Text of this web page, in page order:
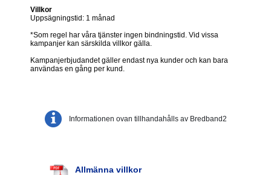
Villkor
Uppsägningstid: 1 månad
*Som regel har våra tjänster ingen bindningstid. Vid vissa
kampanjer kan särskilda villkor gälla.
Kampanjerbjudandet gäller endast nya kunder och kan bara
användas en gång per kund.
Informationen ovan tillhandahålls av Bredband2
Allmänna villkor